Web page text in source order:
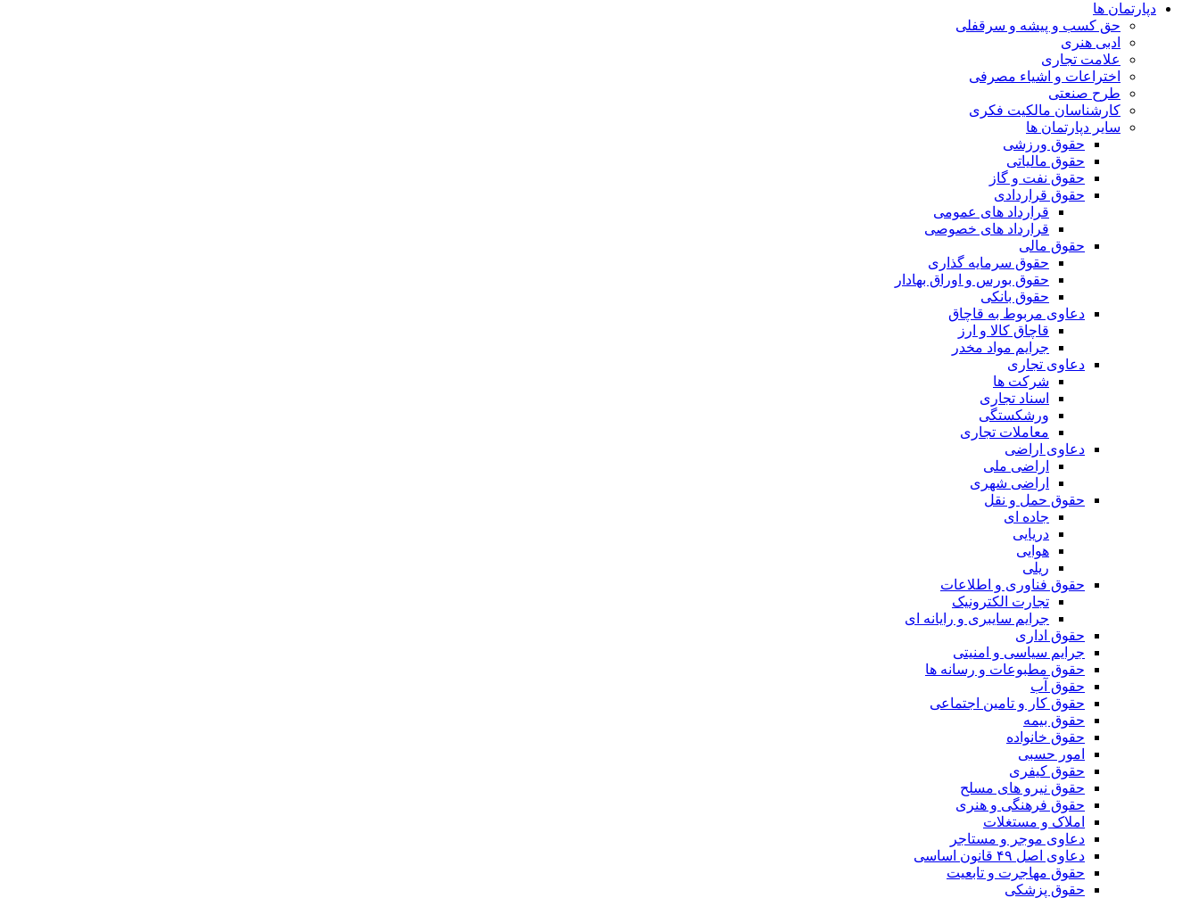
دپارتمان ها
حق کسب و پیشه و سرقفلی
ادبی هنری
علامت تجاری
اختراعات و اشیاء مصرفی
طرح صنعتی
کارشناسان مالکیت فکری
سایر دپارتمان ها
حقوق ورزشی
حقوق مالیاتی
حقوق نفت و گاز
حقوق قراردادی
قرارداد های عمومی
قرارداد های خصوصی
حقوق مالی
حقوق سرمایه گذاری
حقوق بورس و اوراق بهادار
حقوق بانکی
دعاوی مربوط به قاچاق
قاچاق کالا و ارز
جرایم مواد مخدر
دعاوی تجاری
شرکت ها
اسناد تجاری
ورشکستگی
معاملات تجاری
دعاوی اراضی
اراضی ملی
اراضی شهری
حقوق حمل و نقل
جاده ای
دریایی
هوایی
ریلی
حقوق فناوری و اطلاعات
تجارت الکترونیک
جرایم سایبری و رایانه ای
حقوق اداری
جرایم سیاسی و امنیتی
حقوق مطبوعات و رسانه ها
حقوق آب
حقوق کار و تامین اجتماعی
حقوق بیمه
حقوق خانواده
امور حسبی
حقوق کیفری
حقوق نیرو های مسلح
حقوق فرهنگی و هنری
املاک و مستغلات
دعاوی موجر و مستاجر
دعاوی اصل ۴۹ قانون اساسی
حقوق مهاجرت و تابعیت
حقوق پزشکی